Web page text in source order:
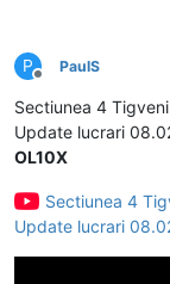
P
Deconectat
PaulS
Sectiunea 4
Update lucrari
OL10X
Sectiunea 4
Update lucrari